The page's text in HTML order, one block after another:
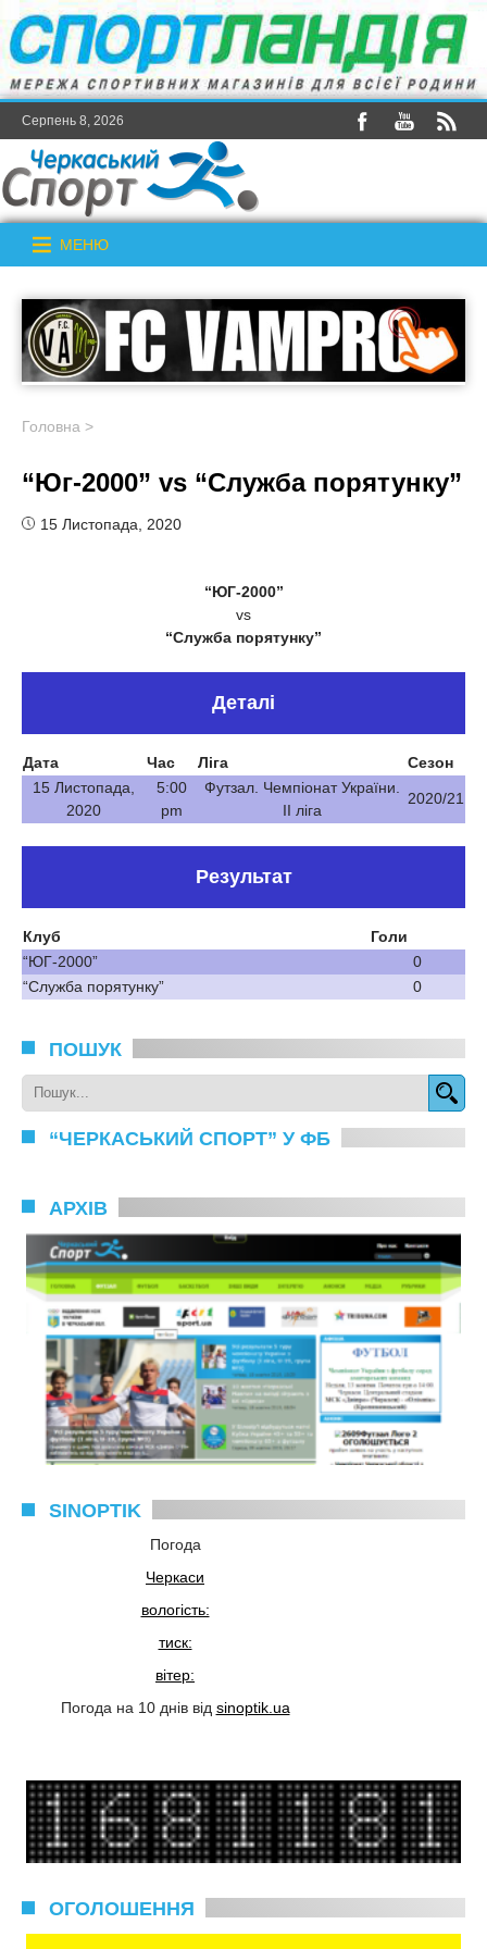
Серпень 8, 2026
МЕНЮ
Головна >
“Юг-2000” vs “Служба порятунку”
15 Листопада, 2020
“ЮГ-2000”
vs
“Служба порятунку”
Деталі
Дата Час Ліга
Сезон
15 Листопада,
2020
5:00
pm
Футзал. Чемпіонат України.
ІІ ліга
2020/21
Результат
Клуб
Голи
“ЮГ-2000”
0
“Служба порятунку”
0
ПОШУК
“ЧЕРКАСЬКИЙ СПОРТ” У ФБ
АРХІВ
SINOPTIK
Погода
Черкаси
вологість:
тиск:
вітер:
Погода на 10 днів від sinoptik.ua
ОГОЛОШЕННЯ